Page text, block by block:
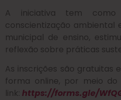
A iniciativa tem como
conscientização ambiental
municipal de ensino,
reflexão sobre práticas
As inscrições são gratuitas
forma online, por meio
link: https://forms.gle/